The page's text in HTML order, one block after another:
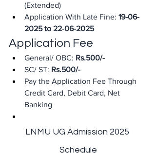
(Extended)
Application With Late Fine: 19-06-
2025 to 22-06-2025
Application Fee
General/ OBC: Rs.500/-
SC/ ST: Rs.500/-
Pay the Application Fee Through
Credit Card, Debit Card, Net
Banking
LNMU UG Admission 2025
Schedule